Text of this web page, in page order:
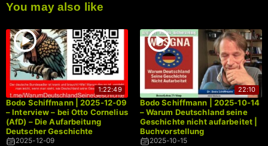
You may also like
1:22:49
Bodo Schiffmann | 2025-12-09
– Interview – bei Otto Cornelius
(AfD) – Die Aufarbeitung
Deutscher Geschichte
2025-12-09
22:10
Bodo Schiffmann | 2025-10-14
– Warum Deutschland seine
Geschichte nicht aufarbeitet |
Buchvorstellung
2025-10-15